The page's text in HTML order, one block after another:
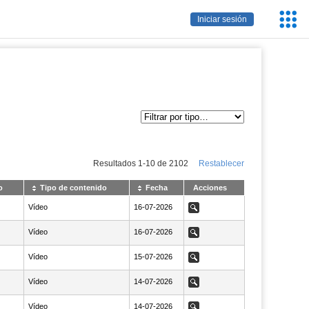
Iniciar sesión
Resultados 1 -10de 2102 Restablecer
Tipo de contenido Fecha Acciones
Vídeo NaN16-07-2026
16-07-2026 Ver
Vídeo NaN16-07-2026
16-07-2026 Ver
Vídeo NaN15-07-2026
15-07-2026 Ver
Vídeo NaN14-07-2026
14-07-2026 Ver
Vídeo NaN14-07-2026
14-07-2026 Ver